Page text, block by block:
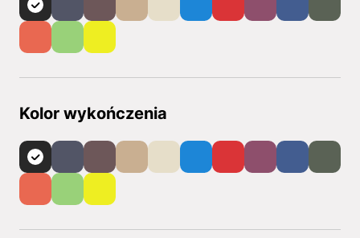
Kolor wykończenia